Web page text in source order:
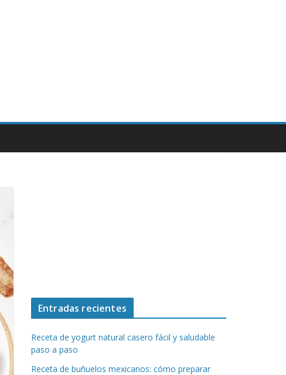
Entradas recientes
Receta de yogurt natural casero fácil y saludable
paso a paso
Receta de buñuelos mexicanos: cómo preparar